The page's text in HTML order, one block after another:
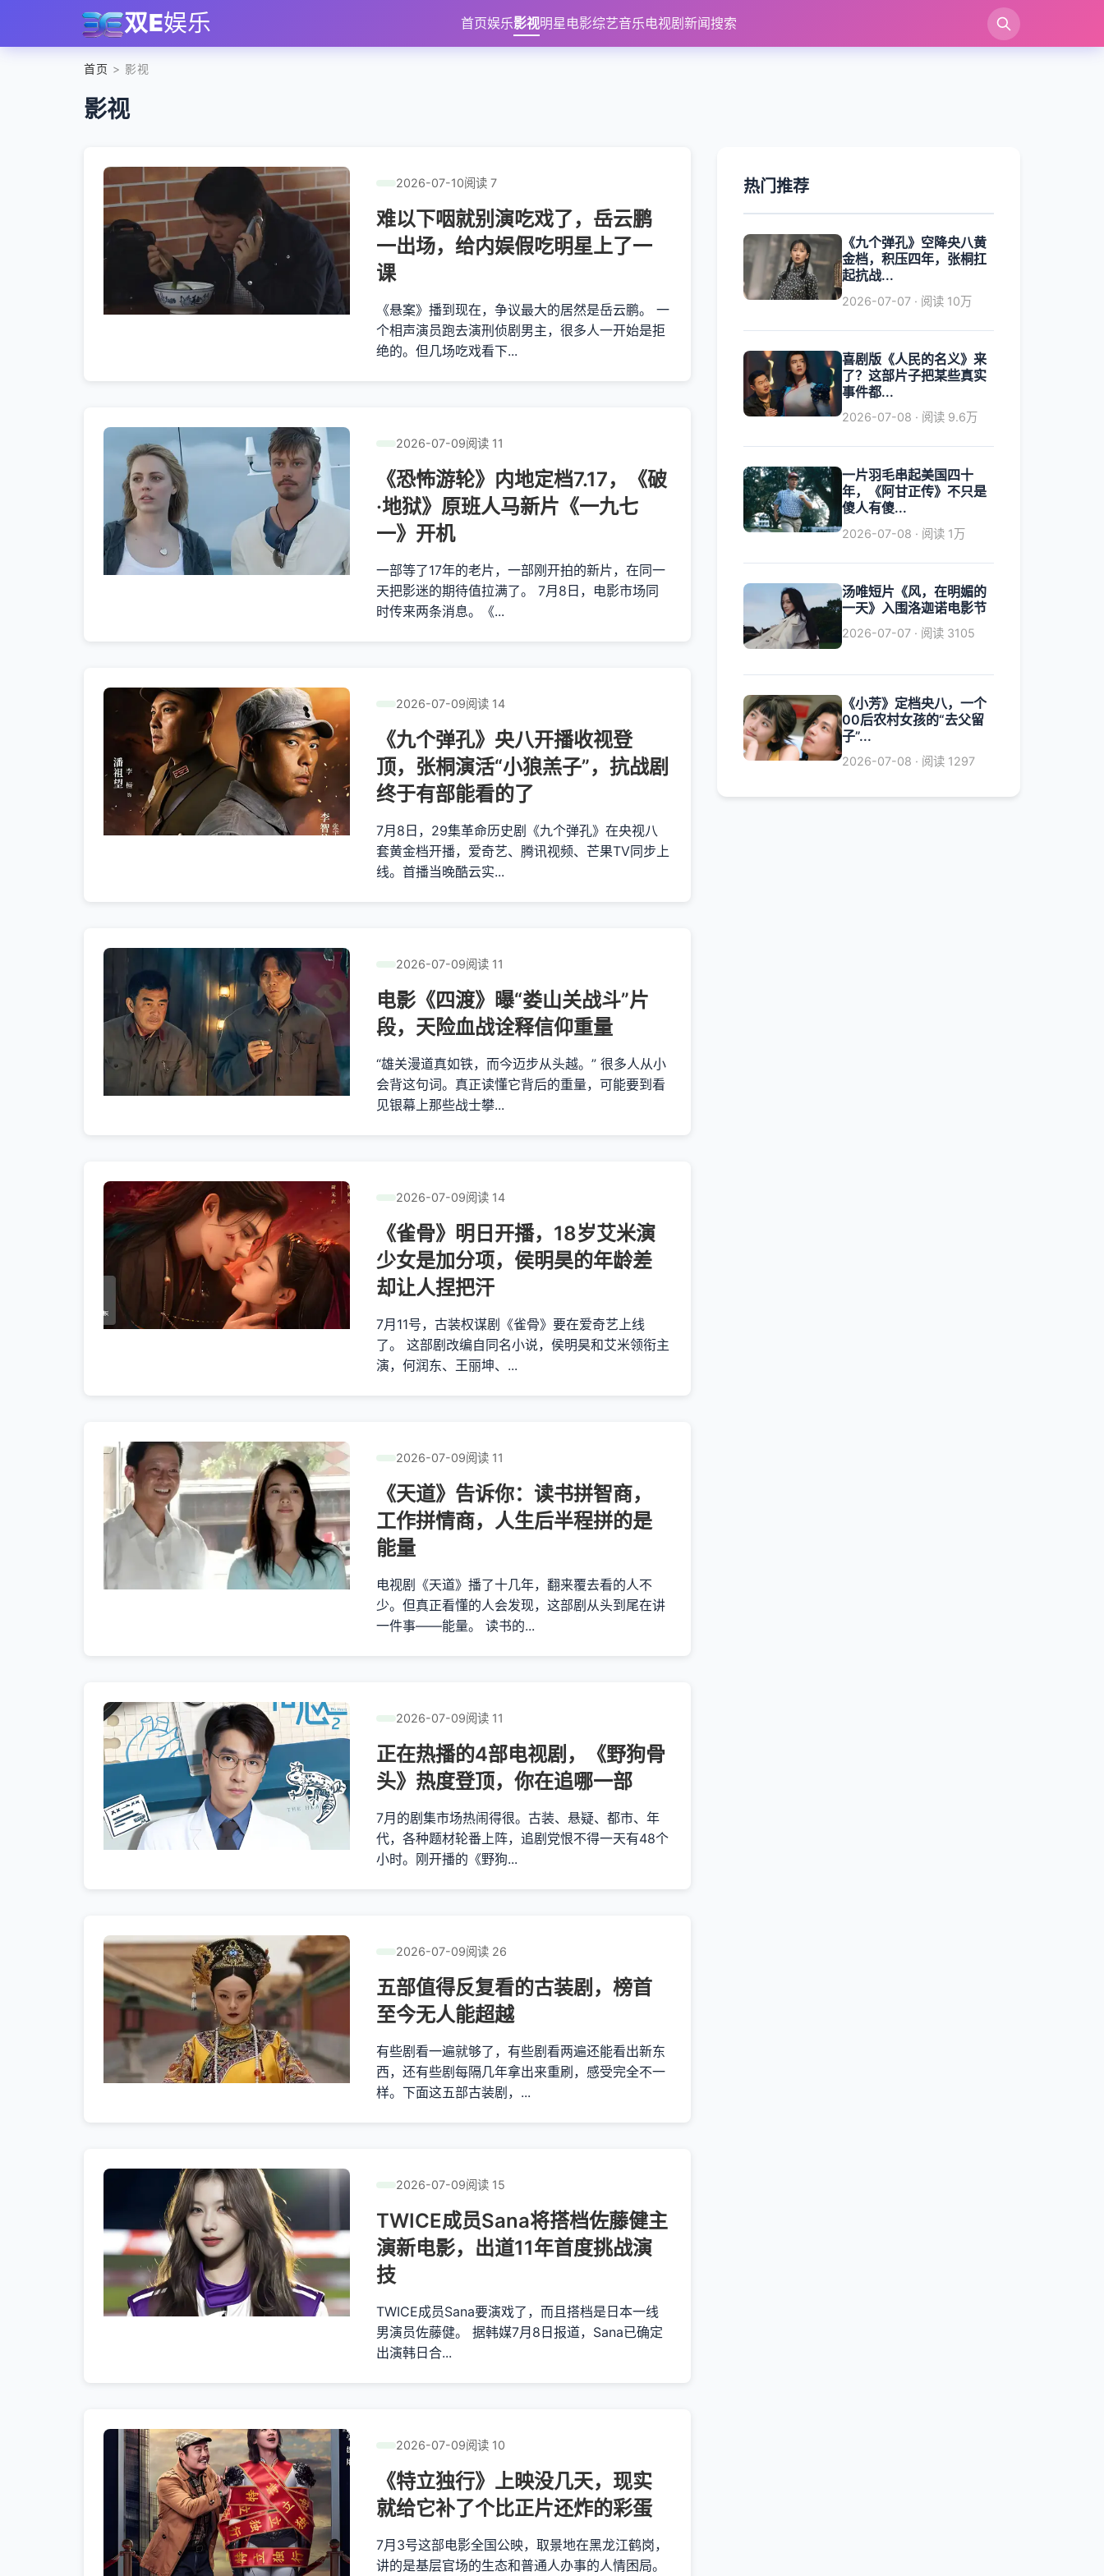
双E娱乐 首页娱乐影视明星 电影综艺音乐电视剧 新闻搜索
首页 > 影视
影视
2026-07-10阅读 7
难以下咽就别演吃戏了，岳云鹏
一出场，给内娱假吃明星上了一
课
《悬案》播到现在，争议最大的居然是岳云鹏。 一
个相声演员跑去演刑侦剧男主，很多人一开始是拒
绝的。但几场吃戏看下...
2026-07-09阅读 11
《恐怖游轮》内地定档7.17，《破
·地狱》原班人马新片《一九七
一》开机
一部等了17年的老片，一部刚开拍的新片，在同一
天把影迷的期待值拉满了。 7月8日，电影市场同
时传来两条消息。《...
2026-07-09阅读 14
《九个弹孔》央八开播收视登
顶，张桐演活“小狼羔子”，抗战剧
终于有部能看的了
7月8日，29集革命历史剧《九个弹孔》在央视八
套黄金档开播，爱奇艺、腾讯视频、芒果TV同步上
线。首播当晚酷云实...
2026-07-09阅读 11
电影《四渡》曝“娄山关战斗”片
段，天险血战诠释信仰重量
“雄关漫道真如铁，而今迈步从头越。” 很多人从小
会背这句词。真正读懂它背后的重量，可能要到看
见银幕上那些战士攀...
2026-07-09阅读 14
《雀骨》明日开播，18岁艾米演
少女是加分项，侯明昊的年龄差
却让人捏把汗
7月11号，古装权谋剧《雀骨》要在爱奇艺上线
了。 这部剧改编自同名小说，侯明昊和艾米领衔主
演，何润东、王丽坤、...
2026-07-09阅读 11
《天道》告诉你：读书拼智商，
工作拼情商，人生后半程拼的是
能量
电视剧《天道》播了十几年，翻来覆去看的人不
少。但真正看懂的人会发现，这部剧从头到尾在讲
一件事——能量。 读书的...
2026-07-09阅读 11
正在热播的4部电视剧，《野狗骨
头》热度登顶，你在追哪一部
7月的剧集市场热闹得很。古装、悬疑、都市、年
代，各种题材轮番上阵，追剧党恨不得一天有48个
小时。刚开播的《野狗...
2026-07-09阅读 26
五部值得反复看的古装剧，榜首
至今无人能超越
有些剧看一遍就够了，有些剧看两遍还能看出新东
西，还有些剧每隔几年拿出来重刷，感受完全不一
样。下面这五部古装剧，...
2026-07-09阅读 15
TWICE成员Sana将搭档佐藤健主
演新电影，出道11年首度挑战演
技
TWICE成员Sana要演戏了，而且搭档是日本一线
男演员佐藤健。 据韩媒7月8日报道，Sana已确定
出演韩日合...
2026-07-09阅读 10
《特立独行》上映没几天，现实
就给它补了个比正片还炸的彩蛋
7月3号这部电影全国公映，取景地在黑龙江鹤岗，
讲的是基层官场的生态和普通人办事的人情困局。
热门推荐
《九个弹孔》空降央八黄
金档，积压四年，张桐扛
起抗战...
2026-07-07 · 阅读 10万
喜剧版《人民的名义》来
了？这部片子把某些真实
事件都...
2026-07-08 · 阅读 9.6万
一片羽毛串起美国四十
年，《阿甘正传》不只是
傻人有傻...
2026-07-08 · 阅读 1万
汤唯短片《风，在明媚的
一天》入围洛迦诺电影节
2026-07-07 · 阅读 3105
《小芳》定档央八，一个
00后农村女孩的“去父留
子”...
2026-07-08 · 阅读 1297